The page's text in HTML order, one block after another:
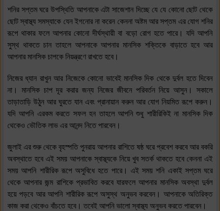
শনির সপ্তম ঘরে উপস্থিতি আপনাকে এটা সাজেশান দিচ্ছে যে যে কোনো ছোট থেকে
ছোট স্বাস্থ্য সমস্যাকে যেন ইগনোর না করেন কেননা অষ্টম আর সপ্তম এর যোগ শনির
রূপে থাকার ফলে আপনার কোনো দীর্ঘস্থায়ী বা বড়ো রোগ হতে পারে। যদি আপনি
সুস্থ থাকতে চান তাহলে আপনাকে আপনার মানসিক শক্তিকে বাড়াতে হবে আর
আপনার মানসিক চাপকে নিয়ন্ত্রণে রাখতে হবে।
নিজের ধ্যান রাখুন আর নিজেকে কোনো ভাবেই মানসিক দিক থেকে দুর্বল হতে দিবেন
না। মানসিক চাপ দূর করার জন্য নিজের জীবনে পরিবর্তন নিয়ে আসুন। সকালে
তাড়াতাড়ি উঠুন আর ঘুরতে যান এবং প্রানায়ান করুন আর যোগ নিয়মিত রূপে করুন।
যদি আপনি এরকম করতে সফল হন তাহলে আপনি শুধু শারীরিকিই না মানসিক দিক
থেকেও ভৌতিক লাভ এর আনন্দ নিতে পারবেন।
জুলাই এর শুরু থেকে বৃহস্পতি পুনরায় আপনার রাশিতে ষষ্ঠ ঘরে প্রবেশ করবে আর বকরি
অবস্থাতে হবে এই সময় আপনাকে স্বাস্থ্যকে নিয়ে খুব সতর্ক থাকতে হবে কেননা এই
সময় আপনি শারীরিক রূপে অসুবিধে হতে পারে। এই সময় শনি একাই সপ্তম ঘরে
থেকে আপনার জন্ম রাশিকে প্রভাবিত করবে যারফলে আপনার মানসিক অবস্থা দুর্বল
হয়ে পড়বে আর আপনি শারীরিক রূপে অসুস্থ অনুভব করবেন। আপনাকে অতিরিক্ত
কাজ করা থেকেও বাঁচতে হবে। তবেই আপনি ভালো স্বাস্থ্য অনুভব করতে পারবেন।